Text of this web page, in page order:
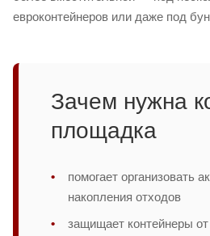
евроконтейнеров или даже под
Зачем нужна
площадка
помогает организовать
накопления отходов
защищает контейнеры